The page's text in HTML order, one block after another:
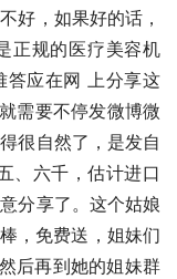
好，如果好的话，
正规的医疗美容机
答应在网 上分享这
需要不停发微博微
很自然了，是发自
、六千，估计进口
分享了。这个姑娘
，免费送，姐妹们
后再到她的姐妹群